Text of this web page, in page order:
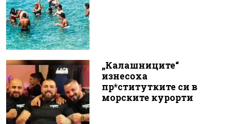
„Калашниците“
изнесоха
пр*ститутките си в
морските курорти